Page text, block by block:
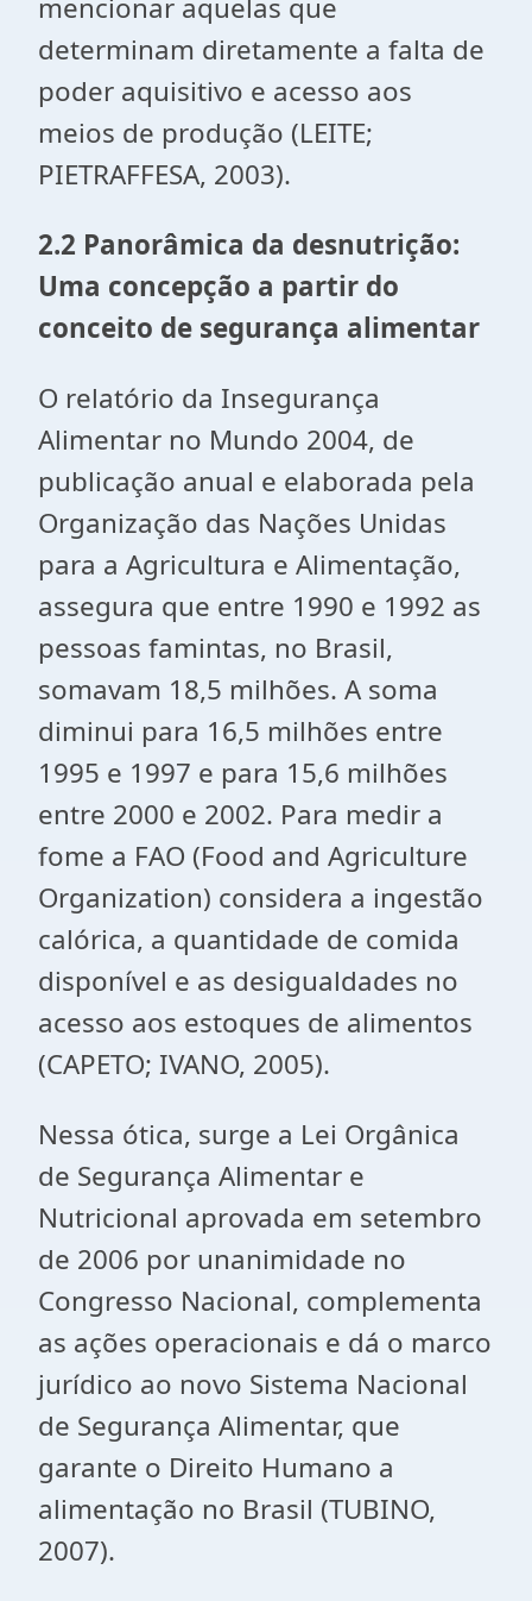
mencio­nar aquelas que
determinam diretamente a falta de
poder aquisitivo e acesso aos
meios de produção (LEITE;
PIETRAFFESA, 2003).
2.2 Panorâmica da desnutrição:
Uma concepção a partir do
conceito de segurança alimentar
O relatório da Insegurança
Alimentar no Mundo 2004, de
publicação anual e elaborada pela
Organização das Nações Unidas
para a Agricultura e Alimentação,
assegura que entre 1990 e 1992 as
pessoas famintas, no Brasil,
somavam 18,5 milhões. A soma
diminui para 16,5 milhões entre
1995 e 1997 e para 15,6 milhões
entre 2000 e 2002. Para medir a
fome a FAO (Food and Agriculture
Organization) considera a ingestão
calórica, a quantidade de comida
disponível e as desigualdades no
acesso aos estoques de alimentos
(CAPETO; IVANO, 2005).
Nessa ótica, surge a Lei Orgânica
de Segurança Alimentar e
Nutricional aprovada em setembro
de 2006 por unanimidade no
Congresso Nacional, complementa
as ações operacionais e dá o marco
jurídico ao novo Sistema Nacional
de Segurança Alimentar, que
garante o Direito Humano a
alimentação no Brasil (TUBINO,
2007).